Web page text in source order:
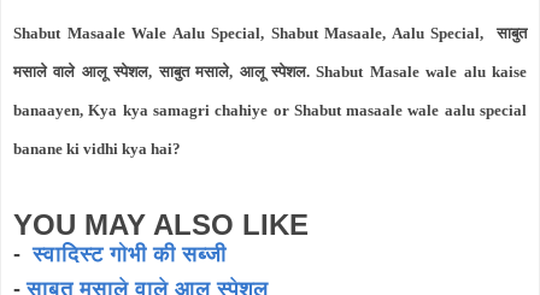
Shabut Masaale Wale Aalu Special, Shabut Masaale, Aalu Special, साबुत
मसाले वाले आलू स्पेशल, साबुत मसाले, आलू स्पेशल. Shabut Masale wale alu kaise
banaayen, Kya kya samagri chahiye or Shabut masaale wale aalu special
banane ki vidhi kya hai?
YOU MAY ALSO LIKE
-स्वादिस्ट गोभी की सब्जी
-साबुत मसाले वाले आलू स्पेशल